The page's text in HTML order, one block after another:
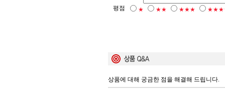
평점 ★ ★★ ★★★
상품에 대해 궁금한 점을 해결해 드립니다.